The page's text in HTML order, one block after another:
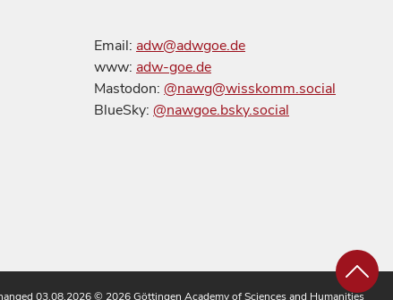
Email: adw@adwgoe.de
www: adw-goe.de
Mastodon: @nawg@wisskomm.social
BlueSky: @nawgoe.bsky.social
03.08.2026© 2026 Göttingen Academy of Sciences and Humanities